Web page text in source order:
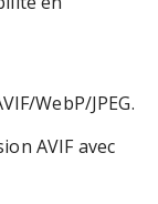
WebP/JPEG.
AVIF avec